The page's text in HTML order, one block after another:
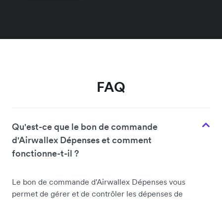
FAQ
Qu'est-ce que le bon de commande
d'Airwallex Dépenses et comment
fonctionne-t-il ?
Le bon de commande d'Airwallex Dépenses vous
permet de gérer et de contrôler les dépenses de